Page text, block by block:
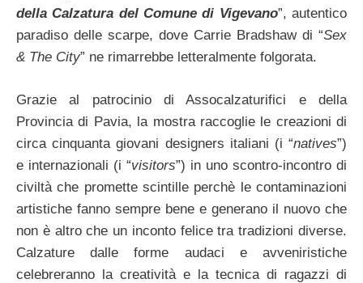
della Calzatura del Comune di Vigevano”, autentico
paradiso delle scarpe, dove Carrie Bradshaw di “Sex
& The City” ne rimarrebbe letteralmente folgorata.
Grazie al patrocinio di Assocalzaturifici e della
Provincia di Pavia, la mostra raccoglie le creazioni di
circa cinquanta giovani designers italiani (i “natives”)
e internazionali (i “visitors”) in uno scontro-incontro di
civiltà che promette scintille perchè le contaminazioni
artistiche fanno sempre bene e generano il nuovo che
non è altro che un inconto felice tra tradizioni diverse.
Calzature dalle forme audaci e avveniristiche
celebreranno la creatività e la tecnica di ragazzi di